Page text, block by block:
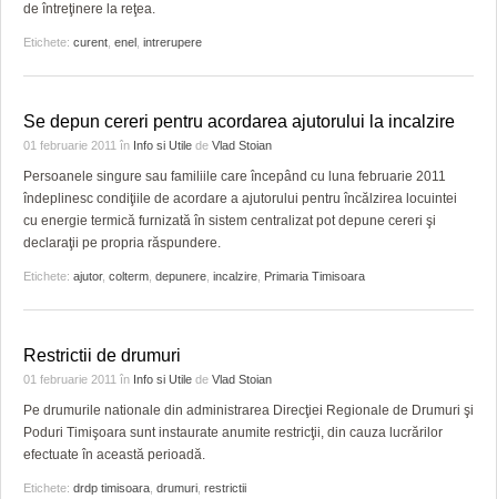
de întreţinere la reţea.
Etichete: curent enel intrerupere
Se depun cereri pentru acordarea ajutorului la incalzire
01 februarie 2011 în Info si Utile de Vlad Stoian
Persoanele singure sau familiile care începând cu luna februarie 2011
îndeplinesc condiţiile de acordare a ajutorului pentru încălzirea locuintei
cu energie termică furnizată în sistem centralizat pot depune cereri şi
declaraţii pe propria răspundere.
Etichete: ajutor, colterm depunere incalzire Primaria Timisoara
Restrictii de drumuri
01 februarie 2011 în Info si Utile de Vlad Stoian
Pe drumurile nationale din administrarea Direcţiei Regionale de Drumuri şi
Poduri Timişoara sunt instaurate anumite restricţii, din cauza lucrărilor
efectuate în această perioadă.
Etichete: drdp timisoara drumuri restrictii